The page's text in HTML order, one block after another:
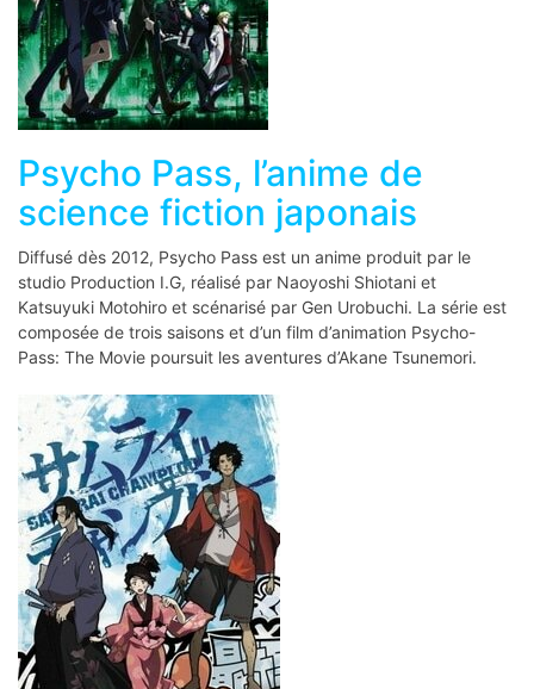
Psycho Pass, l’anime de
science fiction japonais
Diffusé dès 2012, Psycho Pass est un anime produit par le
studio Production I.G, réalisé par Naoyoshi Shiotani et
Katsuyuki Motohiro et scénarisé par Gen Urobuchi. La série est
composée de trois saisons et d’un film d’animation Psycho-
Pass: The Movie poursuit les aventures d’Akane Tsunemori.